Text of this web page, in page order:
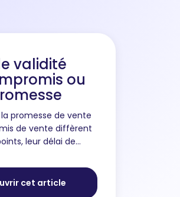
validité
ou
la promesse de vente
de vente diffèrent
leur délai de
en moyenne
...cet article